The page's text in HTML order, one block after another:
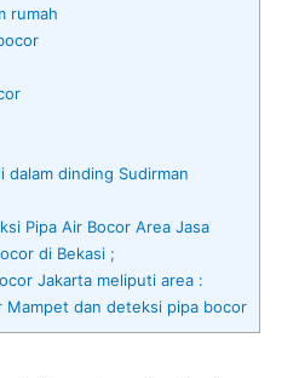
rumah
dalam dinding Sudirman
Pipa Air Bocor Area Jasa
di Bekasi ;
Jakarta meliputi area :
Mampet dan deteksi pipa bocor